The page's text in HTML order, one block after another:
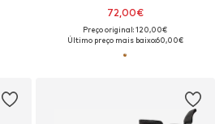
72,00€
Preço original: 120,00€
Último preço mais baixo:60,00€